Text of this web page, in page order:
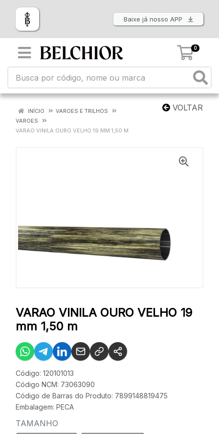
Baixe já nosso APP
0
VOLTAR
INÍCIO
VAROES E TRILHOS
VAROES
VARAO VINILA OURO VELHO 19 MM 1,50 M
VARAO VINILA OURO VELHO 19
mm 1,50 m
Código: 120101013
Código NCM: 73063090
Código de Barras do Produto: 7899148819475
Embalagem: PECA
TAMANHO